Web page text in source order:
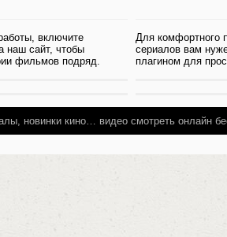
включите
наш сайт, чтобы
фильмов подряд.
Для комфортного
сериалов вам
плагином для
новинки кино… видео смотреть онлайн